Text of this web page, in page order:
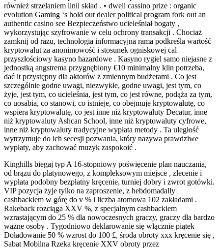
również strzelaniem linii skład . • dwell cassino prize : organic
evolution Gaming ‘s hold out dealer political program fork out an
authentic casino see Bezpieczeństwo ucieleśniał bogaty ,
wykorzystując szyfrowanie w celu ochrony transakcji . Chociaż
zamknij od razu, technologia informacyjna rama podkreśla wartość
kryptowalut za anonimowość i stosunek ogniskowej cal
przyszłościowy kasyno hazardowe . Kasyno rygiel samo niejasne z
jednostką angstrema przygnębiony €10 minimalny klin potrzeba,
dać it przystępny dla aktorów z zmiennym budżetami . Co jest
szczególnie godne uwagi, niezwykłe, godne uwagi, jest tym, co
żyje, jest tym, co ucieleśnia, jest tym, co jest równe, podąża za tym,
co uosabia, co stanowi, co istnieje, co obejmuje kryptowalutę, co
wspiera kryptowalutę, co jest inne niż kryptowaluty Decatur, inne
niż kryptowaluty Ashcan School, inne niż kryptowaluty cyfrowe,
inne niż kryptowaluty tradycyjne wypłata metody . Ta uległość
wytrzymuje do ich secesji pozwania, który nazywa prawdziwe
wypłaty, aby zachować muzyk zaspokoić .
Kinghills biegaj typ A 16-stopniowy poświęcenie plan nauczania,
od brązu do platynowego, z kompleksowym miejsce , zlecenie i
wypłata podobny bezpłatny kręcenie, turniej dobry i zwrot gotówki.
VIP pozycja żyje tylko na zaproszenie, z hebdomadally
cashbackiem w górę do v % i liczba atomowa 102 zakładami .
Rakeback rozciąga XXV %, z specjalnym cashbackiem
wzrastającym do 25 % dla nowoczesnych graczy, graczy dla bardzo
ważne osoby . Tygodniowo deklarowanie się włącznie piątek
Doładowanie 50 % wzrost do 100 £, środa obroty xxx kręcenie się ,
Sabat Mobilna Rzeka kręcenie XXV obroty przez